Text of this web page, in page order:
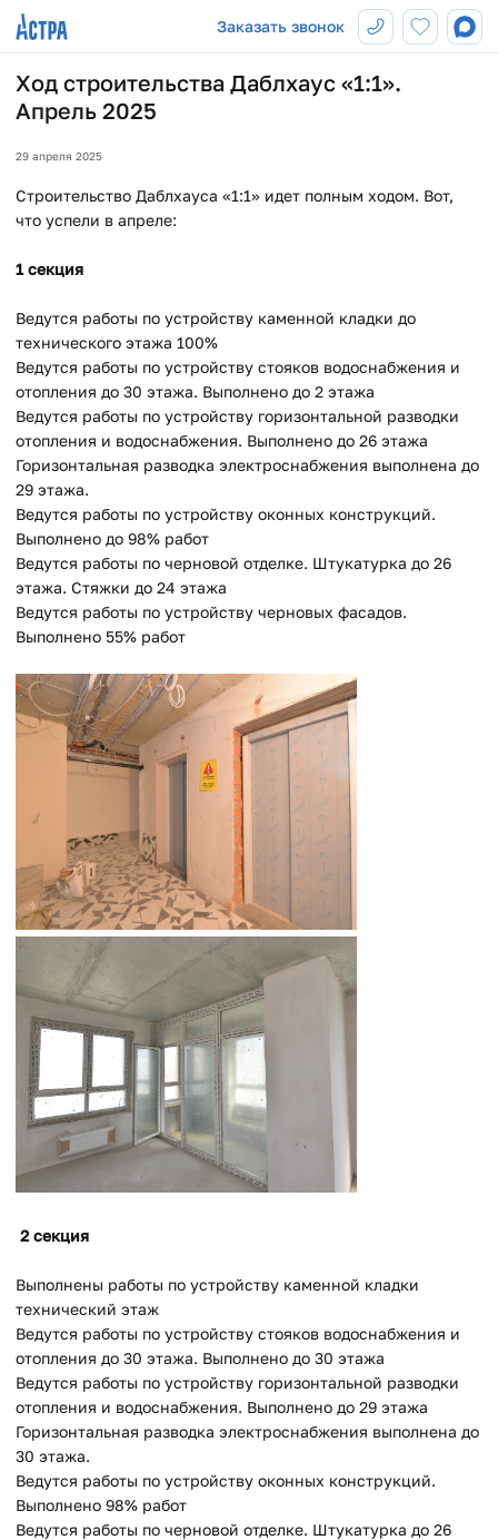
Заказать звонок
Ход строительства Даблхаус «1:1».
Апрель 2025
29 апреля 2025
Строительство Даблхауса «1:1» идет полным ходом. Вот,
что успели в апреле:
1 секция
Ведутся работы по устройству каменной кладки до
технического этажа 100%
Ведутся работы по устройству стояков водоснабжения и
отопления до 30 этажа. Выполнено до 2 этажа
Ведутся работы по устройству горизонтальной разводки
отопления и водоснабжения. Выполнено до 26 этажа
Горизонтальная разводка электроснабжения выполнена до
29 этажа.
Ведутся работы по устройству оконных конструкций.
Выполнено до 98% работ
Ведутся работы по черновой отделке. Штукатурка до 26
этажа. Стяжки до 24 этажа
Ведутся работы по устройству черновых фасадов.
Выполнено 55% работ
2 секция
Выполнены работы по устройству каменной кладки
технический этаж
Ведутся работы по устройству стояков водоснабжения и
отопления до 30 этажа. Выполнено до 30 этажа
Ведутся работы по устройству горизонтальной разводки
отопления и водоснабжения. Выполнено до 29 этажа
Горизонтальная разводка электроснабжения выполнена до
30 этажа.
Ведутся работы по устройству оконных конструкций.
Выполнено 98% работ
Ведутся работы по черновой отделке. Штукатурка до 26